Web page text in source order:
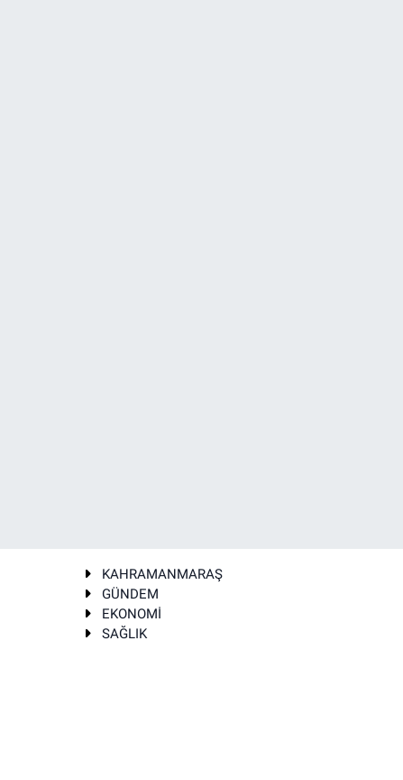
KAHRAMANMARAŞ
GÜNDEM
EKONOMİ
SAĞLIK